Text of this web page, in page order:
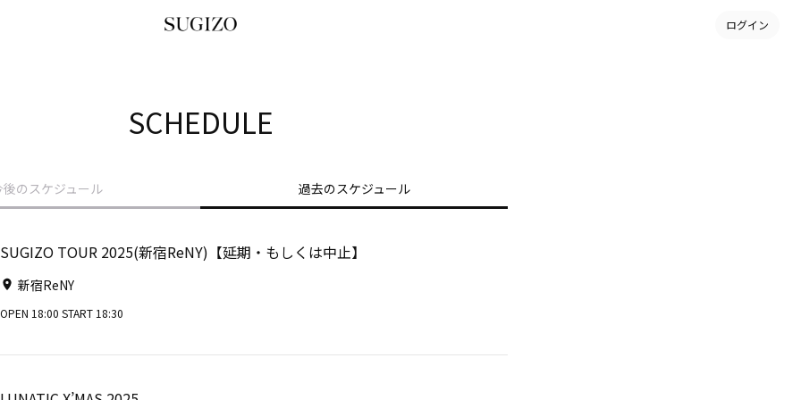
ログイン
SCHEDULE
後のスケジュール 過去のスケジュール
SUGIZO TOUR 2025(新宿ReNY)【延期・もしくは中止】
新宿ReNY
OPEN 18:00 START 18:30